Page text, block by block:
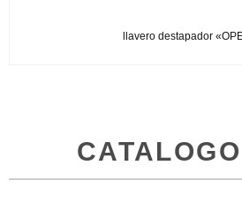
llavero destapador